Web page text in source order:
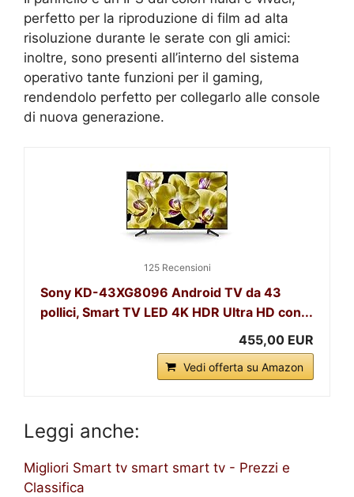
perfetto per la riproduzione di film ad alta
risoluzione durante le serate con gli amici:
inoltre, sono presenti all’interno del sistema
operativo tante funzioni per il gaming,
rendendolo perfetto per collegarlo alle console
di nuova generazione.
125 Recensioni
Sony KD-43XG8096 Android TV da 43
pollici, Smart TV LED 4K HDR Ultra HD con...
455,00 EUR
Vedi offerta su Amazon
Leggi anche:
Migliori Smart tv smart smart tv - Prezzi e
Classifica